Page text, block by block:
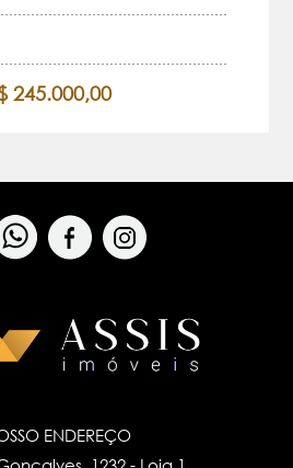
245.000,00
ENDEREÇO